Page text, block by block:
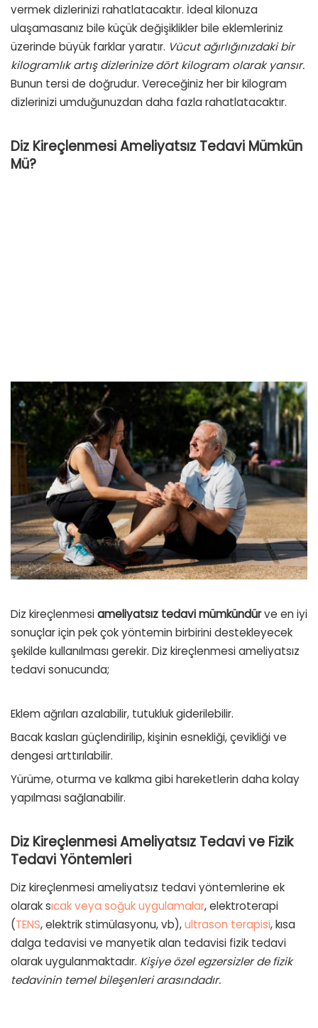
vermek dizlerinizi rahatlatacaktır. İdeal kilonuza
ulaşamasanız bile küçük değişiklikler bile eklemleriniz
üzerinde büyük farklar yaratır. Vücut ağırlığınızdaki bir
kilogramlık artış dizlerinize dört kilogram olarak yansır.
Bunun tersi de doğrudur. Vereceğiniz her bir kilogram
dizlerinizi umduğunuzdan daha fazla rahatlatacaktır.
Diz Kireçlenmesi Ameliyatsız Tedavi Mümkün
Mü?
Diz kireçlenmesiameliyatsız tedavi mümkündürve en iyi
sonuçlar için pek çok yöntemin birbirini destekleyecek
şekilde kullanılması gerekir. Diz kireçlenmesi ameliyatsız
tedavi sonucunda;
Eklem ağrıları azalabilir, tutukluk giderilebilir.
Bacak kasları güçlendirilip, kişinin esnekliği, çevikliği ve
dengesi arttırılabilir.
Yürüme, oturma ve kalkma gibi hareketlerin daha kolay
yapılması sağlanabilir.
Diz Kireçlenmesi Ameliyatsız Tedavi ve Fizik
Tedavi Yöntemleri
Diz kireçlenmesi ameliyatsız tedavi yöntemlerine ek
olarak sıcak veya soğuk uygulamalar, elektroterapi
(TENS, elektrik stimülasyonu, vb),ultrason terapisi, kısa
dalga tedavisi ve manyetik alan tedavisi fizik tedavi
olarak uygulanmaktadır. Kişiye özel egzersizler de fizik
tedavinin temel bileşenleri arasındadır.